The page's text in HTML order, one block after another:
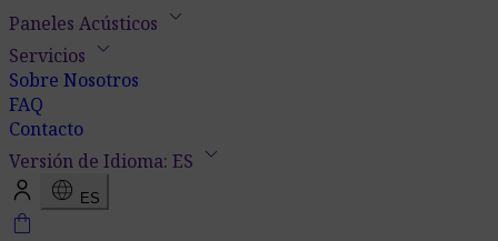
Paneles Acústicos keyboard_arrow_down
Servicios keyboard_arrow_down
Sobre Nosotros
FAQ
Contacto
Versión de Idioma: ES keyboard_arrow_down
language ES
shopping_bag